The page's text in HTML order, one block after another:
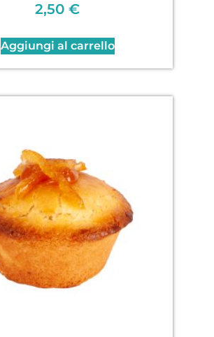
2,50 €
Aggiungi al carrello